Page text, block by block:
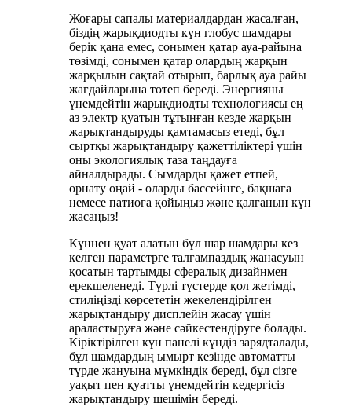
Жоғары сапалы материалдардан жасалған,
біздің жарықдиодты күн глобус шамдары
берік қана емес, сонымен қатар ауа-райына
төзімді, сонымен қатар олардың жарқын
жарқылын сақтай отырып, барлық ауа райы
жағдайларына төтеп береді. Энергияны
үнемдейтін жарықдиодты технологиясы ең
аз электр қуатын тұтынған кезде жарқын
жарықтандыруды қамтамасыз етеді, бұл
сыртқы жарықтандыру қажеттіліктері үшін
оны экологиялық таза таңдауға
айналдырады. Сымдарды қажет етпей,
орнату оңай - оларды бассейнге, бақшаға
немесе патиоға қойыңыз және қалғанын күн
жасаңыз!
Күннен қуат алатын бұл шар шамдары кез
келген параметрге талғампаздық жанасуын
қосатын тартымды сфералық дизайнмен
ерекшеленеді. Түрлі түстерде қол жетімді,
стиліңізді көрсететін жекелендірілген
жарықтандыру дисплейін жасау үшін
араластыруға және сәйкестендіруге болады.
Кіріктірілген күн панелі күндіз зарядталады,
бұл шамдардың ымырт кезінде автоматты
түрде жануына мүмкіндік береді, бұл сізге
уақыт пен қуатты үнемдейтін кедергісіз
жарықтандыру шешімін береді.